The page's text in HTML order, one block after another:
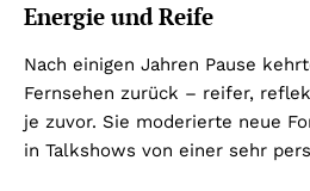
Energie und Reife
Nach einigen Jahren Pause
Fernsehen zurück – reifer,
je zuvor. Sie moderierte neue
in Talkshows von einer sehr